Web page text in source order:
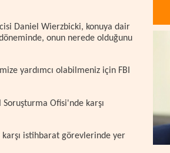
Daniel Wierzbicki, konuya dair
onun nerede olduğunu
yardımcı olabilmeniz için FBI
Ofisi'nde karşı
karşı istihbarat görevlerinde yer